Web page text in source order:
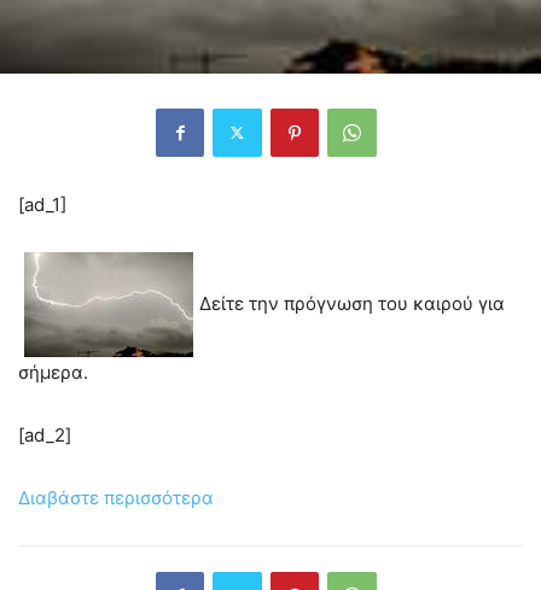
[ad_1]
Δείτε την πρόγνωση του καιρού για
σήμερα.
[ad_2]
Διαβάστε περισσότερα